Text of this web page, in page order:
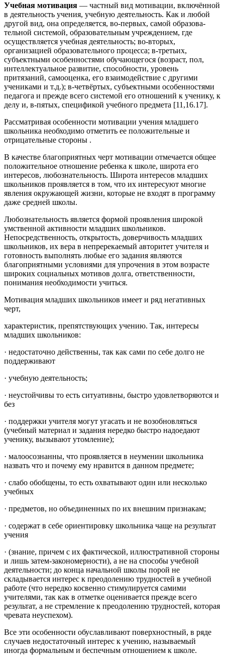
Учебная мотивация — частный вид мотивации, включённой
в деятельность учения, учебную деятельность. Как и любой
другой вид, она определяется, во-первых, самой образова­
тельной системой, образовательным учреждением, где
осуществляется учебная деятельность; во-вторых,
организацией образовательного процесса; в-третьих,
субъектными особенностями обучающегося (возраст, пол,
интеллектуальное развитие, способности, уровень
притязаний, самооценка, его взаимодействие с другими
учениками и т.д.); в-четвёртых, субъектными осо­бенностями
педагога и прежде всего системой его отношений к ученику, к
делу и, в-пятых, спецификой учебного предмета [11,16.17].
Рассматривая особенности мотивации учения младшего
школьника необходимо отметить ее положительные и
отрицательные стороны .
В качестве благоприятных черт мотивации отмечается общее
положительное отношение ребенка к школе, широта его
интересов, любознательность. Широта интересов младших
школьников проявляется в том, что их интересуют многие
явления окружающей жизни, которые не входят в программу
даже средней школы.
Любознательность является формой проявления широкой
умственной активности младших школьников.
Непосредственность, открытость, доверчивость младших
школьников, их вера в непререкаемый авторитет учителя и
готовность выполнять любые его задания являются
благоприятными условиями для упрочения в этом возрасте
широких социальных мотивов долга, ответственности,
понимания необходимости учиться.
Мотивация младших школьников имеет и ряд негативных
черт,
характеристик, препятствующих учению. Так, интересы
младших школьников:
· недостаточно действенны, так как сами по себе долго не
поддерживают
· учебную деятельность;
· неустойчивы то есть ситуативны, быстро удовлетворяются и
без
· поддержки учителя могут угасать и не возобновляться
(учебный материал и задания нередко быстро надоедают
ученику, вызывают утомление);
· малоосознанны, что проявляется в неумении школьника
назвать что и почему ему нравится в данном предмете;
· слабо обобщены, то есть охватывают один или несколько
учебных
· предметов, но объединенных по их внешним признакам;
· содержат в себе ориентировку школьника чаще на результат
учения
· (знание, причем с их фактической, иллюстративной стороны
и лишь затем-закономерности), а не на способы учебной
деятельности; до конца начальной школы порой не
складывается интерес к преодолению трудностей в учебной
работе (что нередко косвенно стимулируется самими
учителями, так как в отметке оценивается прежде всего
результат, а не стремление к преодолению трудностей, которая
чревата неуспехом).
Все эти особенности обуславливают поверхностный, в ряде
случаев недостаточный интерес к учению, называемый
иногда формальным и беспечным отношением к школе.